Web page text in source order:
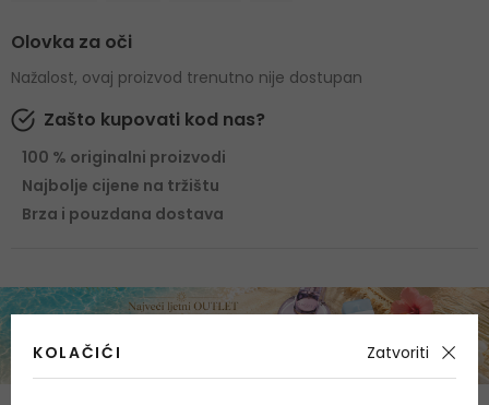
Olovka za oči
Nažalost, ovaj proizvod trenutno nije dostupan
Zašto kupovati kod nas?
100 % originalni proizvodi
Najbolje cijene na tržištu
Brza i pouzdana dostava
KOLAČIĆI Zatvoriti